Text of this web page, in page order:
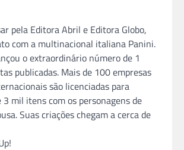
pela Editora Abril e Editora Globo,
com a multinacional italiana Panini.
o extraordinário número de 1
publicadas. Mais de 100 empresas
são licenciadas para
3 mil itens com os personagens de
Suas criações chegam a cerca de